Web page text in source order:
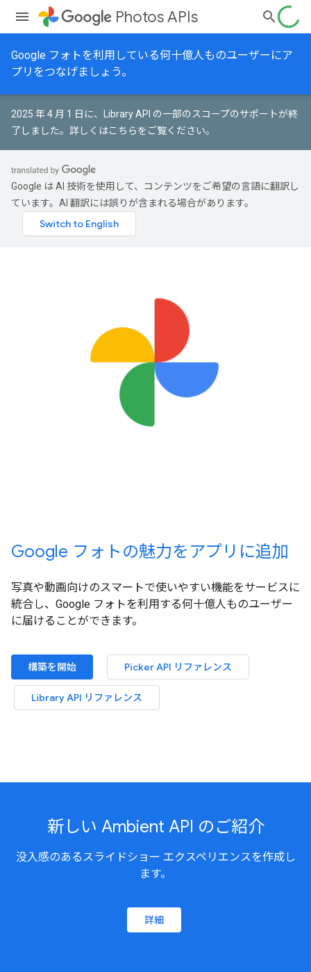
Photos APIs
Google フォトを利用している何十億人ものユーザーにア
プリをつなげましょう。
2025 年 4 月 1 日に、Library API の一部のスコープのサポートが終
了しました。 詳しくはこちらをご覧ください。
Google は AI 技術を使用して、コンテンツをご希望の言語に翻訳し
ています。AI 翻訳には誤りが含まれる場合があります。
Google フォトの魅力をアプリに追加
写真や動画向けのスマートで使いやすい機能をサービスに
統合し、Google フォトを利用する何十億人ものユーザー
に届けることができます。
構築を開始 Picker API リファレンス
Library API リファレンス
新しい Ambient API のご紹介
没入感のあるスライドショー エクスペリエンスを作成し
ます。
詳細